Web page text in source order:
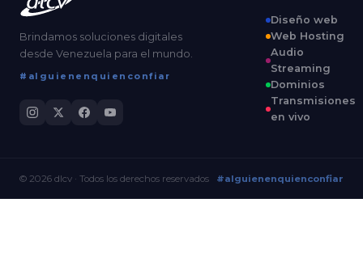
Brindamos soluciones digitales
desde Venezuela para el mundo.
#alguienenquienconfiar
Diseño web
Web Hosting
Audio
Streaming
Dominios
Transmisiones
en vivo
© 2026 dlcv · Todos los derechos reservados #alguienenquienconfiar